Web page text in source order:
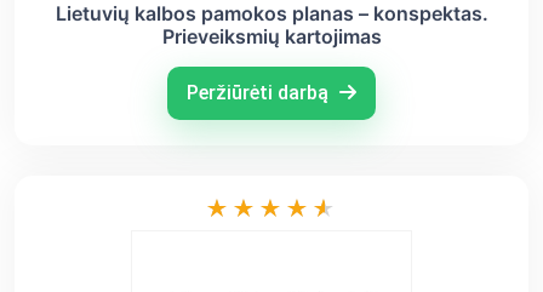
Lietuvių kalbos pamokos planas – konspektas.
Prieveiksmių kartojimas
Peržiūrėti darbą